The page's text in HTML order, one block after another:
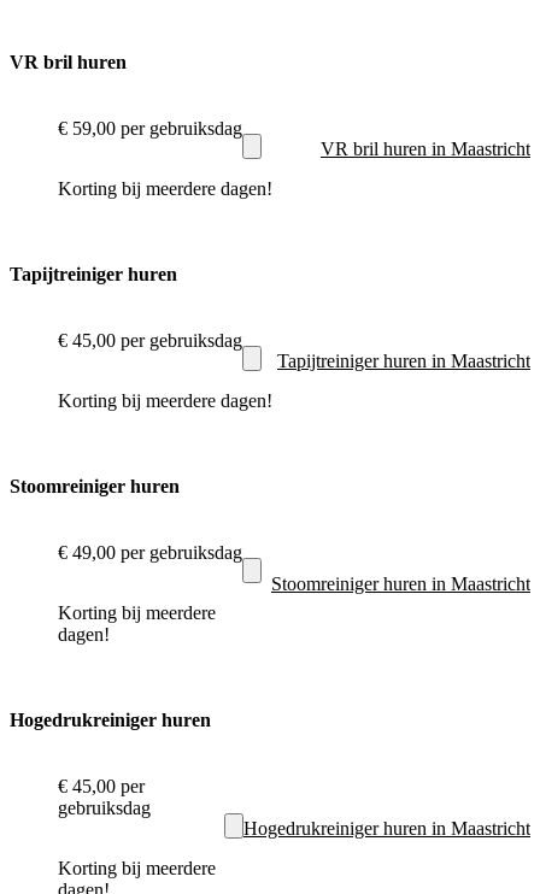
VR bril huren
€ 59,00 per gebruiksdag
Korting bij meerdere dagen!
VR bril huren in Maastricht
Tapijtreiniger huren
€ 45,00 per gebruiksdag
Korting bij meerdere dagen!
Tapijtreiniger huren in Maastricht
Stoomreiniger huren
€ 49,00 per gebruiksdag
Korting bij meerdere
dagen!
Stoomreiniger huren in Maastricht
Hogedrukreiniger huren
€ 45,00 per
gebruiksdag
Korting bij meerdere
dagen!
Hogedrukreiniger huren in Maastricht